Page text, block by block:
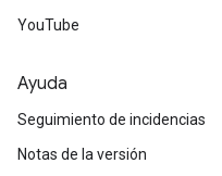
YouTube
Ayuda
Seguimiento de incidencias
Notas de la versión